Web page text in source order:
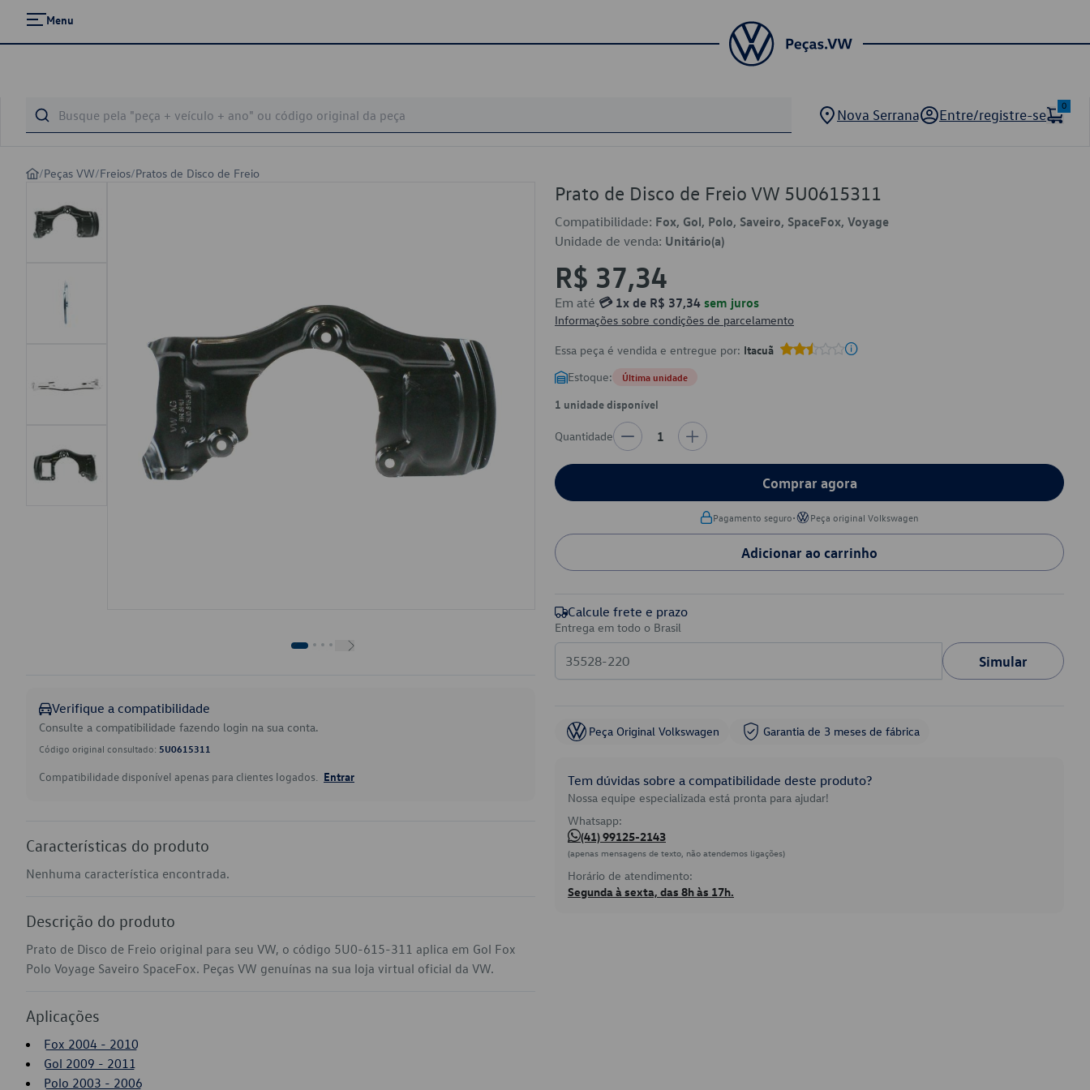
Menu
Nova Serrana Entre/registre-se
0
/Peças VW/Freios/Pratos de Disco de Freio
Verifique a compatibilidade
Consulte a compatibilidade fazendo login na sua conta.
Código original consultado: 5U0615311
Compatibilidade disponível apenas para clientes logados. Entrar
Características do produto
Nenhuma característica encontrada.
Descrição do produto
Prato de Disco de Freio original para seu VW, o código 5U0-615-311 aplica em Gol Fox
Polo Voyage Saveiro SpaceFox. Peças VW genuínas na sua loja virtual oficial da VW.
Aplicações
Fox 2004 - 2010
Gol 2009 - 2011
Polo 2003 - 2006
Prato de Disco de Freio VW 5U0615311
Compatibilidade: Fox, Gol, Polo, Saveiro, SpaceFox, Voyage
Unidade de venda: Unitário(a)
R$ 37,34
Em até 💳 1x de R$ 37,34 sem juros
Informações sobre condições de parcelamento
Essa peça é vendida e entregue por: Itacuã
Estoque: Última unidade
1 unidade disponível
Quantidade 1
Comprar agora
Pagamento seguro• Peça original Volkswagen
Adicionar ao carrinho
Calcule frete e prazo
Entrega em todo o Brasil
Simular
Peça Original Volkswagen Garantia de 3 meses de fábrica
Tem dúvidas sobre a compatibilidade deste produto?
Nossa equipe especializada está pronta para ajudar!
Whatsapp:
(41) 99125-2143
(apenas mensagens de texto, não atendemos ligações)
Horário de atendimento:
Segunda à sexta, das 8h às 17h.